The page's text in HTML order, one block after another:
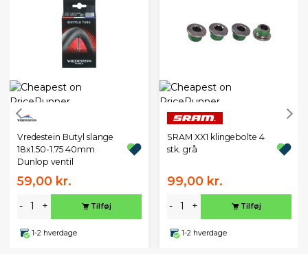
Vredestein Butyl slange
18x1.50-1.75 40mm
Dunlop ventil
59,00 kr.
- + Tilføj
1-2 hverdage
SRAM XX1 klingebolte 4
stk. grå
99,00 kr.
- + Tilføj
1-2 hverdage